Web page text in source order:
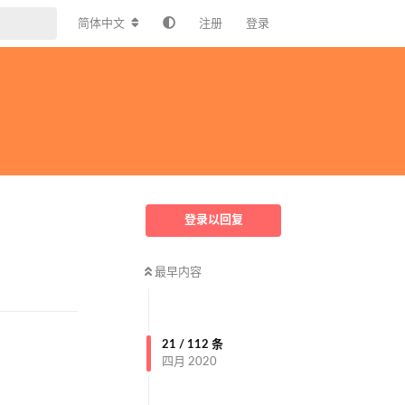
简体中文 注册 登录
登录以回复
最早内容
21 / 112 条
四月 2020